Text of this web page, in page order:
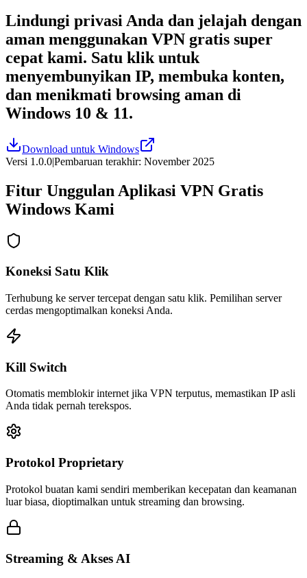
Lindungi privasi Anda dan jelajah dengan
aman menggunakan VPN gratis super
cepat kami. Satu klik untuk
menyembunyikan IP, membuka konten,
dan menikmati browsing aman di
Windows 10 & 11.
Download untuk Windows
Versi 1.0.0|Pembaruan terakhir: November 2025
Fitur Unggulan Aplikasi VPN Gratis
Windows Kami
Koneksi Satu Klik
Terhubung ke server tercepat dengan satu klik. Pemilihan server
cerdas mengoptimalkan koneksi Anda.
Kill Switch
Otomatis memblokir internet jika VPN terputus, memastikan IP asli
Anda tidak pernah terekspos.
Protokol Proprietary
Protokol buatan kami sendiri memberikan kecepatan dan keamanan
luar biasa, dioptimalkan untuk streaming dan browsing.
Streaming & Akses AI